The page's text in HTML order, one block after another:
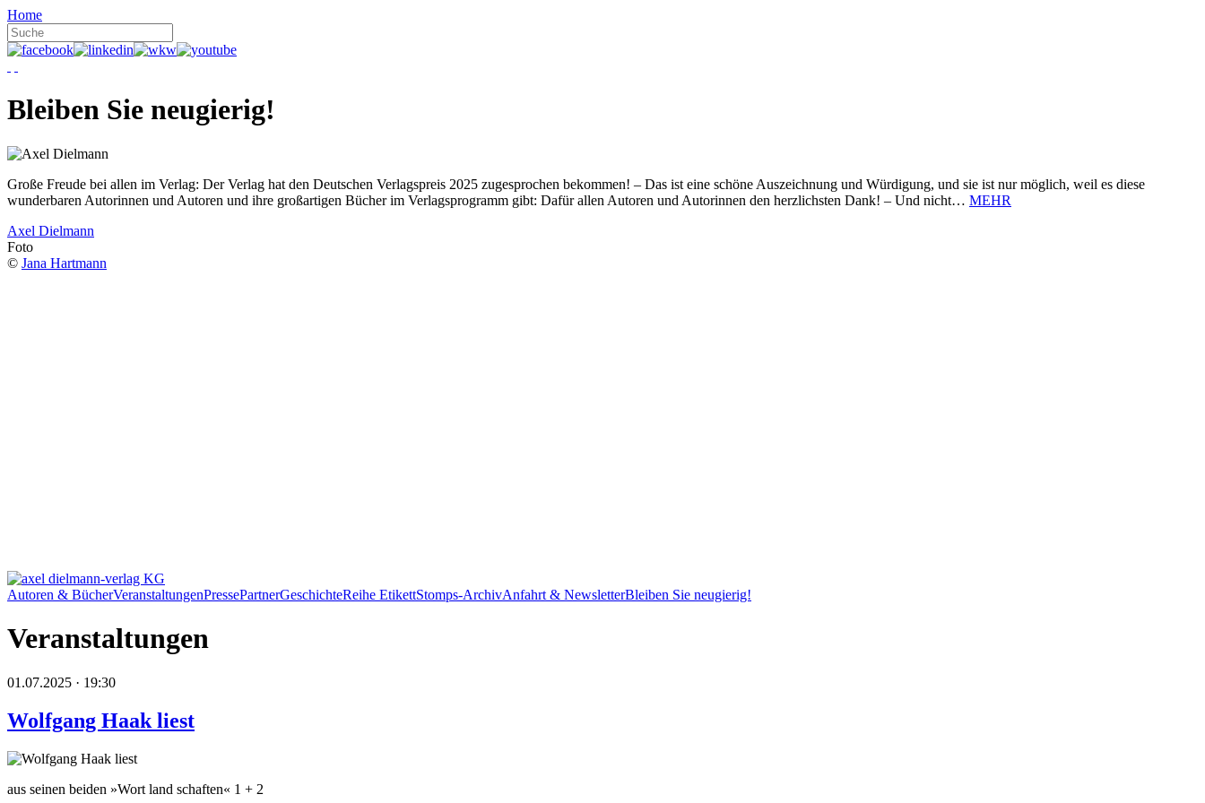
Home
Bleiben Sie neugierig!
Große Freude bei allen im Verlag: Der Verlag hat den Deutschen Verlagspreis 2025 zugesprochen bekommen! – Das ist eine schöne Auszeichnung und Würdigung, und sie ist nur möglich, weil es diese
wunderbaren Autorinnen und Autoren und ihre großartigen Bücher im Verlagsprogramm gibt: Dafür allen Autoren und Autorinnen den herzlichsten Dank! – Und nicht… MEHR
Axel Dielmann
Foto
© Jana Hartmann
Autoren & BücherVeranstaltungenPressePartnerGeschichteReihe EtikettStomps-ArchivAnfahrt & NewsletterBleiben Sie neugierig!
Veranstaltungen
01.07.2025 · 19:30
Wolfgang Haak liest
aus seinen beiden »Wort land schaften« 1 + 2